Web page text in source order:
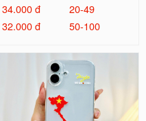
34.000 đ
20-49
32.000 đ
50-100